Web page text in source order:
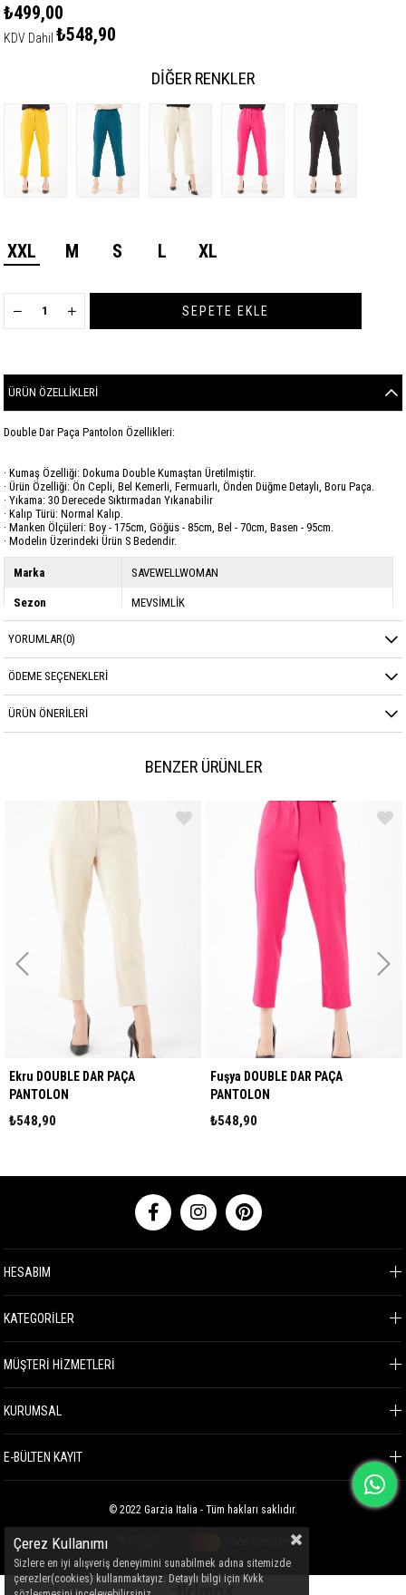
₺499,00
KDV Dahil ₺548,90
DIĞER RENKLER
XXL M S L XL
ÜRÜN ÖZELLIKLERI
Double Dar Paça Pantolon Özellikleri:
· Kumaş Özelliği: Dokuma Double Kumaştan Üretilmiştir.
· Ürün Özelliği: Ön Cepli, Bel Kemerli, Fermuarlı, Önden Düğme Detaylı, Boru Paça.
· Yıkama: 30 Derecede Sıktırmadan Yıkanabilir
· Kalıp Türü: Normal Kalıp.
· Manken Ölçüleri: Boy - 175cm, Göğüs - 85cm, Bel - 70cm, Basen - 95cm.
· Modelin Üzerindeki Ürün S Bedendir.
Marka SAVEWELLWOMAN
Sezon MEVSİMLİK
Kumaş Cinsi
YORUMLAR(0)
ÖDEME SEÇENEKLERI
ÜRÜN ÖNERILERI
BENZER ÜRÜNLER
DOUBLE DAR PAÇA
Fuşya DOUBLE DAR PAÇA
PANTOLON
₺548,90
HESABIM
KATEGORİLER
MÜŞTERİ HİZMETLERİ
KURUMSAL
E-BÜLTEN KAYIT
© 2022 Garzia Italia - Tüm hakları saklıdır.
Çerez Kullanımı
Sizlere en iyi alışveriş deneyimini sunabilmek adına sitemizde
çerezler(cookies) kullanmaktayız. Detaylı bilgi için Kvkk